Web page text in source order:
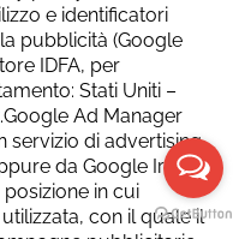
e identificatori
pubblicità (Google
IDFA, per
Stati Uniti –
.Google Ad Manager
servizio di advertising
da Google Ireland
in cui
con il quale il